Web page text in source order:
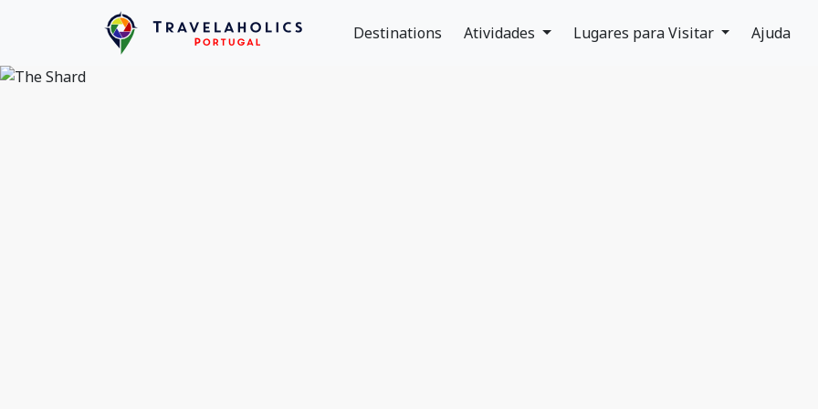
Destinations Atividades Lugares para Visitar Ajuda